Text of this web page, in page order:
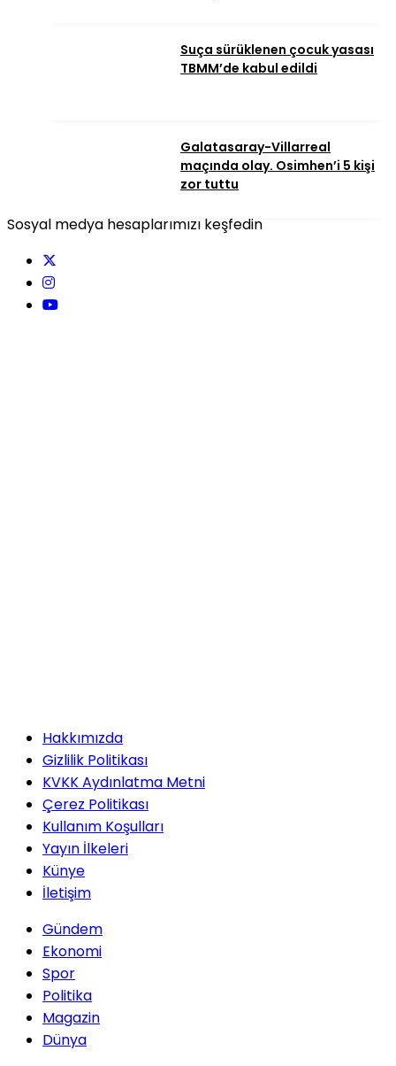
Suça sürüklenen çocuk yasası
TBMM’de kabul edildi
Galatasaray-Villarreal
maçında olay. Osimhen’i 5 kişi
zor tuttu
Sosyal medya hesaplarımızı keşfedin
Hakkımızda
Gizlilik Politikası
KVKK Aydınlatma Metni
Çerez Politikası
Kullanım Koşulları
Yayın İlkeleri
Künye
İletişim
Gündem
Ekonomi
Spor
Politika
Magazin
Dünya